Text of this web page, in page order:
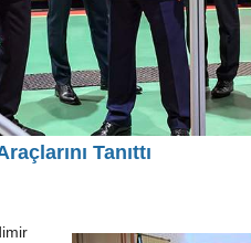
Tanıttı